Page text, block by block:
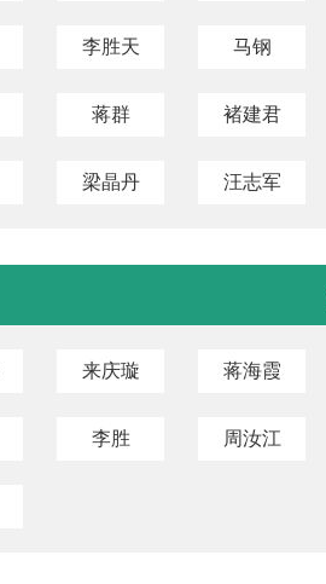
李胜天 马钢
蒋群 褚建君
梁晶丹 汪志军
来庆璇 蒋海霞
李胜 周汝江